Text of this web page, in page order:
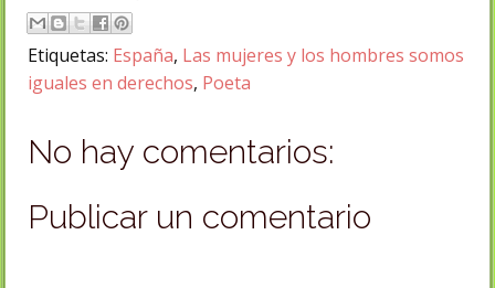
Etiquetas: España, Las mujeres y los hombres somos
iguales en derechos, Poeta
No hay comentarios:
Publicar un comentario